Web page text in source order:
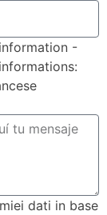
-
dati in base